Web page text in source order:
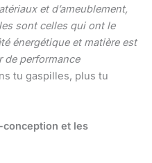
et d’ameublement,
sont celles qui ont le
énergétique et matière est
de performance
tu gaspilles, plus tu
conception et les